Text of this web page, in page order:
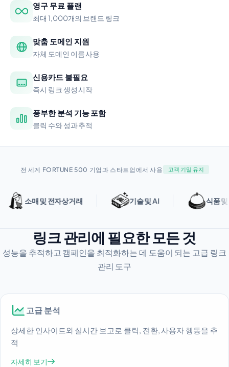
영구 무료 플랜
최대 1,000개의 브랜드 링크
맞춤 도메인 지원
자체 도메인 이름 사용
신용카드 불필요
즉시 링크 생성 시작
풍부한 분석 기능 포함
클릭 수와 성과 추적
전 세계 FORTUNE 500 기업과 스타트업에서 사용 고객 기밀 유지
소매 및 전자상거래 기술 및 AI 식품 및 호스
링크 관리에 필요한 모든 것
성능을 추적하고 캠페인을 최적화하는 데 도움이 되는 고급 링크
관리 도구
고급 분석
상세한 인사이트와 실시간 보고로 클릭, 전환, 사용자 행동을 추
적
자세히 보기